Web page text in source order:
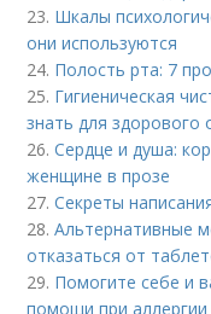
23. Шкалы
они используются
24. Полость рта: 7
25. Гигиеническая
знать для здорового
26.Сердце и душа:
женщине в прозе
27.Секреты
28.Альтернативные
отказаться от
29. Помогите себе и
помощи при аллергии